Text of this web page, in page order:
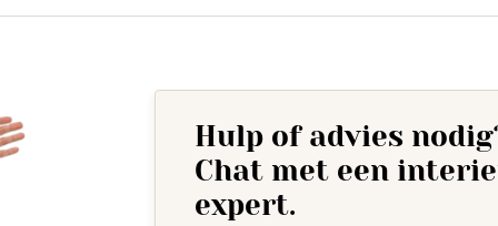
Hulp of advies
Chat met een
expert.